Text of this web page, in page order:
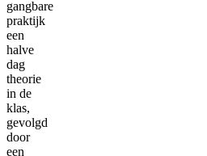
gangbare
praktijk
een
halve
dag
theorie
in de
klas,
gevolgd
door
een